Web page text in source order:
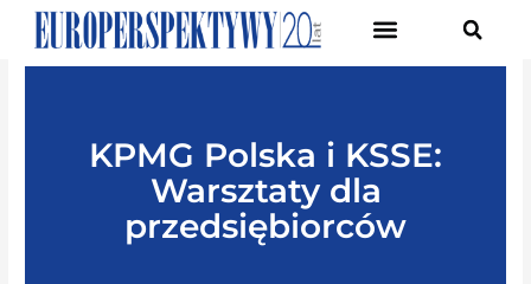
KPMG Polska i KSSE:
Warsztaty dla
przedsiębiorców